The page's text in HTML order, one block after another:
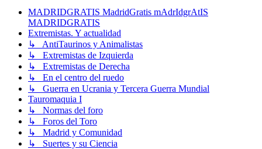
MADRIDGRATIS MadridGratis mAdrIdgrAtIS
MADRIDGRATIS
Extremistas. Y actualidad
↳ AntiTaurinos y Animalistas
↳ Extremistas de Izquierda
↳ Extremistas de Derecha
↳ En el centro del ruedo
↳ Guerra en Ucrania y Tercera Guerra Mundial
Tauromaquia I
↳ Normas del foro
↳ Foros del Toro
↳ Madrid y Comunidad
↳ Suertes y su Ciencia